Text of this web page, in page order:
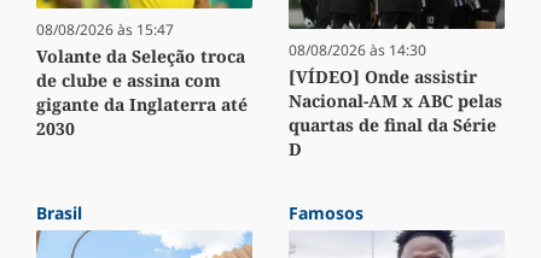
08/08/2026 às 15:47
Volante da Seleção troca
de clube e assina com
gigante da Inglaterra até
2030
08/08/2026 às 14:30
[VÍDEO] Onde assistir
Nacional-AM x ABC pelas
quartas de final da Série
D
Brasil Famosos